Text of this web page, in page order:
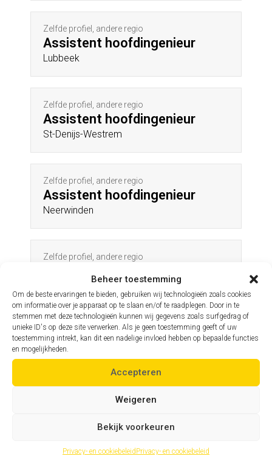
Beheer toestemming
Om de beste ervaringen te bieden, gebruiken wij technologieën zoals cookies
om informatie over je apparaat op te slaan en/of te raadplegen. Door in te
stemmen met deze technologieën kunnen wij gegevens zoals surfgedrag of
unieke ID's op deze site verwerken. Als je geen toestemming geeft of uw
toestemming intrekt, kan dit een nadelige invloed hebben op bepaalde functies
en mogelijkheden.
Accepteren
Weigeren
Bekijk voorkeuren
Privacy- en cookiebeleidPrivacy- en cookiebeleid
Zelfde profiel, andere regio
Assistent hoofdingenieur
Lubbeek
Zelfde profiel, andere regio
Assistent hoofdingenieur
St-Denijs-Westrem
Zelfde profiel, andere regio
Assistent hoofdingenieur
Neerwinden
Zelfde profiel, andere regio
Zelfde profiel, andere regio
Assistent hoofdingenieur
Stene
Andere profielen in deze regio